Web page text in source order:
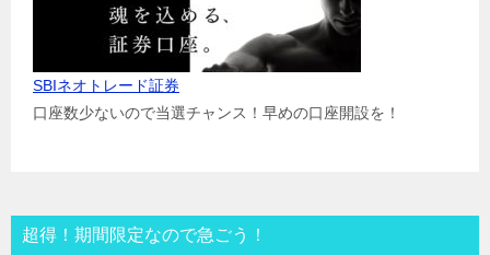
SBIネオトレード証券
口座数少ないので当選チャンス！早めの口座開設を！
超得！期間限定なので急ごう！